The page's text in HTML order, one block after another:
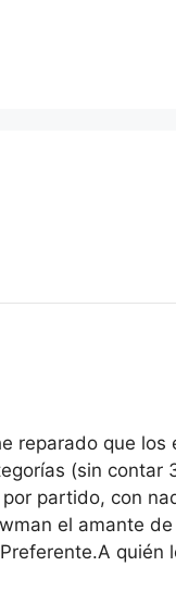
reparado que los
(sin contar
partido, con
el amante
quién